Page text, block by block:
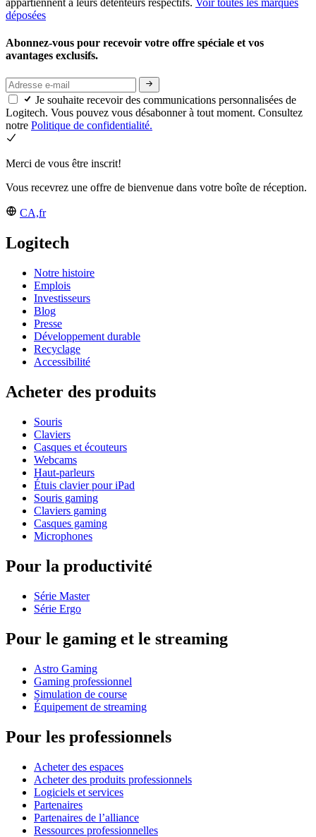
déposées
Abonnez-vous pour recevoir votre offre spéciale et vos
avantages exclusifs.
Je souhaite recevoir des communications personnalisées de
Logitech. Vous pouvez vous désabonner à tout moment. Consultez
notre Politique de confidentialité.
Merci de vous être inscrit!
Vous recevrez une offre de bienvenue dans votre boîte de réception.
CA,fr
Logitech
Notre histoire
Emplois
Investisseurs
Blog
Presse
Développement durable
Recyclage
Accessibilité
Acheter des produits
Souris
Claviers
Casques et écouteurs
Webcams
Haut-parleurs
Étuis clavier pour iPad
Souris gaming
Claviers gaming
Casques gaming
Microphones
Pour la productivité
Série Master
Série Ergo
Pour le gaming et le streaming
Astro Gaming
Gaming professionnel
Simulation de course
Équipement de streaming
Pour les professionnels
Acheter des espaces
Acheter des produits professionnels
Logiciels et services
Partenaires
Partenaires de l’alliance
Ressources professionnelles